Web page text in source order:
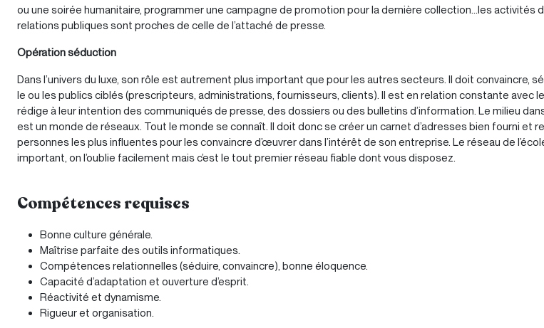
ou une soirée humanitaire, programmer une campagne de promotion pour la dernière collection...les activités
relations publiques sont proches de celle de l’attaché de presse.
Opération séduction
Dans l’univers du luxe, son rôle est autrement plus important que pour les autres secteurs. Il doit convaincre,
le ou les publics ciblés (prescripteurs, administrations, fournisseurs, clients). Il est en relation constante avec
rédige à leur intention des communiqués de presse, des dossiers ou des bulletins d’information. Le milieu
est un monde de réseaux. Tout le monde se connaît. Il doit donc se créer un carnet d’adresses bien fourni et
personnes les plus influentes pour les convaincre d’œuvrer dans l’intérêt de son entreprise. Le réseau de
important, on l’oublie facilement mais c’est le tout premier réseau fiable dont vous disposez.
Compétences requises
Bonne culture générale.
Maîtrise parfaite des outils informatiques.
Compétences relationnelles (séduire, convaincre), bonne éloquence.
Capacité d’adaptation et ouverture d’esprit.
Réactivité et dynamisme.
Rigueur et organisation.